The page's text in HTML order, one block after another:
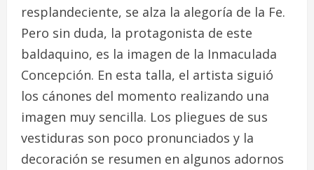
resplandeciente, se alza la alegoría de la Fe.
Pero sin duda, la protagonista de este
baldaquino, es la imagen de la Inmaculada
Concepción. En esta talla, el artista siguió
los cánones del momento realizando una
imagen muy sencilla. Los pliegues de sus
vestiduras son poco pronunciados y la
decoración se resumen en algunos adornos